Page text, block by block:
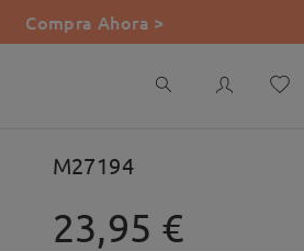
Compra Ahora >
M27194
23,95 €